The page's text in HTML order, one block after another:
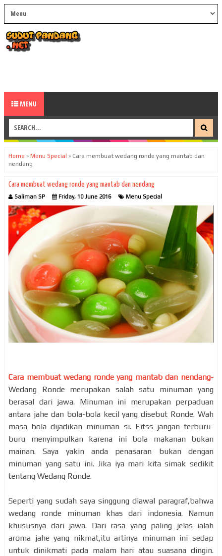
MENU
Home » Menu Special » Cara membuat wedang ronde yang mantab dan
nendang
Cara membuat wedang ronde yang mantab dan nendang
Saliman SP Friday, 10 June 2016 Menu Special
Cara membuat wedang ronde yang mantab dan nendang-
Wedang Ronde merupakan salah satu minuman yang
berasal dari jawa. Minuman ini merupakan perpaduan
antara jahe dan bola-bola kecil yang disebut Ronde. Wah
masa bola dijadikan minuman si. Eitss jangan terburu-
buru menyimpulkan karena ini bola makanan bukan
mainan. Saya yakin anda penasaran bukan dengan
minuman yang satu ini. Jika iya mari kita simak sedikit
tentang Wedang Ronde.
Seperti yang sudah saya singgung diawal paragraf,bahwa
wedang ronde minuman khas dari indonesia. Namun
khususnya dari jawa. Dari rasa yang paling jelas ialah
aroma jahe yang nikmat,itu artinya minuman ini sedap
untuk dinikmati pada malam hari atau suasana dingin.